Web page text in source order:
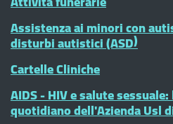
Assistenza ai minori con
disturbi autistici (ASD)
Cartelle Cliniche
AIDS - HIV e salute
quotidiano dell'Azienda Usl